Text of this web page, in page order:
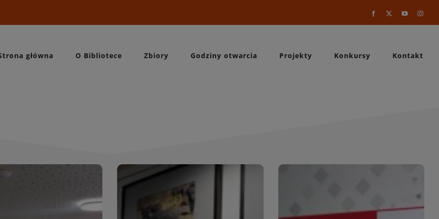
Facebook YouTube
główna O Bibliotece Zbiory Godziny otwarcia Projekty Konkursy Kontakt
Wydarzenia